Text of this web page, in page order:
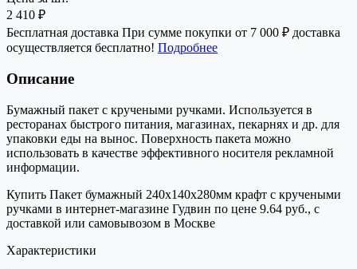
2 410 ₽
Бесплатная доставка При сумме покупки от 7 000 ₽ доставка
осуществляется бесплатно! Подробнее
Описание
Бумажный пакет с кручеными ручками. Используется в
ресторанах быстрого питания, магазинах, пекарнях и др. для
упаковки еды на вынос. Поверхность пакета можно
использовать в качестве эффективного носителя рекламной
информации.
Купить Пакет бумажный 240х140х280мм крафт с кручеными
ручками в интернет-магазине Гудвин по цене 9.64 руб., с
доставкой или самовывозом в Москве
Характеристики